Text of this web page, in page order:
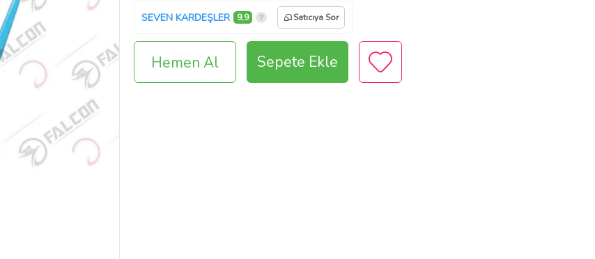
SEVEN KARDEŞLER 9,9 Satıcıya Sor
Hemen Al Sepete Ekle